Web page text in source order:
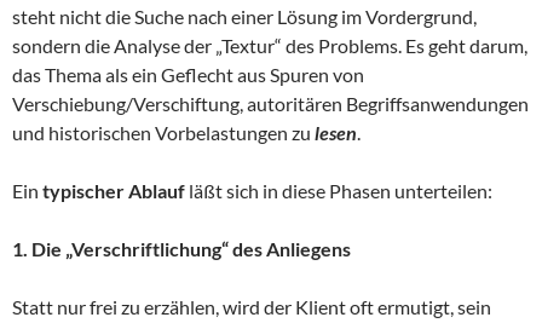
steht nicht die Suche nach einer Lösung im Vordergrund,
sondern die Analyse der „Textur“ des Problems. Es geht darum,
das Thema als ein Geflecht aus Spuren von
Verschiebung/Verschiftung, autoritären Begriffsanwendungen
und historischen Vorbelastungen zu lesen.
Ein typischer Ablauf läßt sich in diese Phasen unterteilen:
1. Die „Verschriftlichung“ des Anliegens
Statt nur frei zu erzählen, wird der Klient oft ermutigt, sein